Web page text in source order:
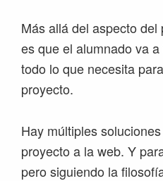
Más allá del aspecto
es que el alumnado va
todo lo que necesita
proyecto.
Hay múltiples
proyecto a la web. Y
pero siguiendo la